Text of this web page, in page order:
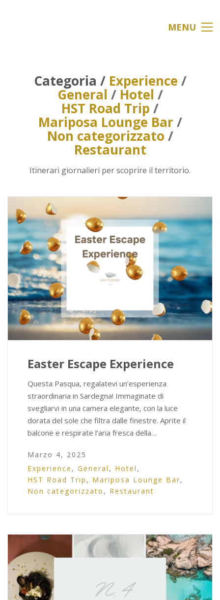
MENU
Categoria / Experience /
General / Hotel /
HST Road Trip /
Mariposa Lounge Bar/
Non categorizzato /
Restaurant
Itinerari giornalieri per scoprire il territorio.
Easter Escape Experience
Questa Pasqua, regalatevi un’esperienza
straordinaria in Sardegna! Immaginate di
svegliarvi in una camera elegante, con la luce
dorata del sole che filtra dalle finestre. Aprite il
balcone e respirate l’aria fresca della…
Marzo 4, 2025
Experience , General , Hotel ,
HST Road Trip , Mariposa Lounge Bar,
Non categorizzato , Restaurant